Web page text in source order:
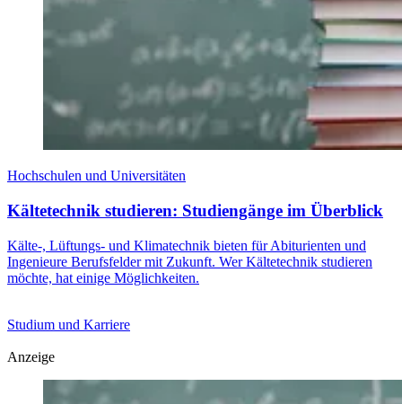
Hochschulen und Universitäten
Kältetechnik studieren: Studiengänge im Überblick
Kälte-, Lüftungs- und Klimatechnik bieten für Abiturienten und
Ingenieure Berufsfelder mit Zukunft. Wer Kältetechnik studieren
möchte, hat einige Möglichkeiten.
Studium und Karriere
Anzeige